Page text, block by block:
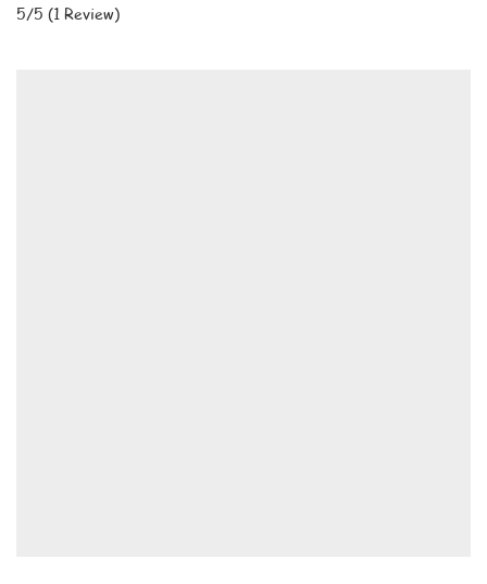
5/5 (1 Review)